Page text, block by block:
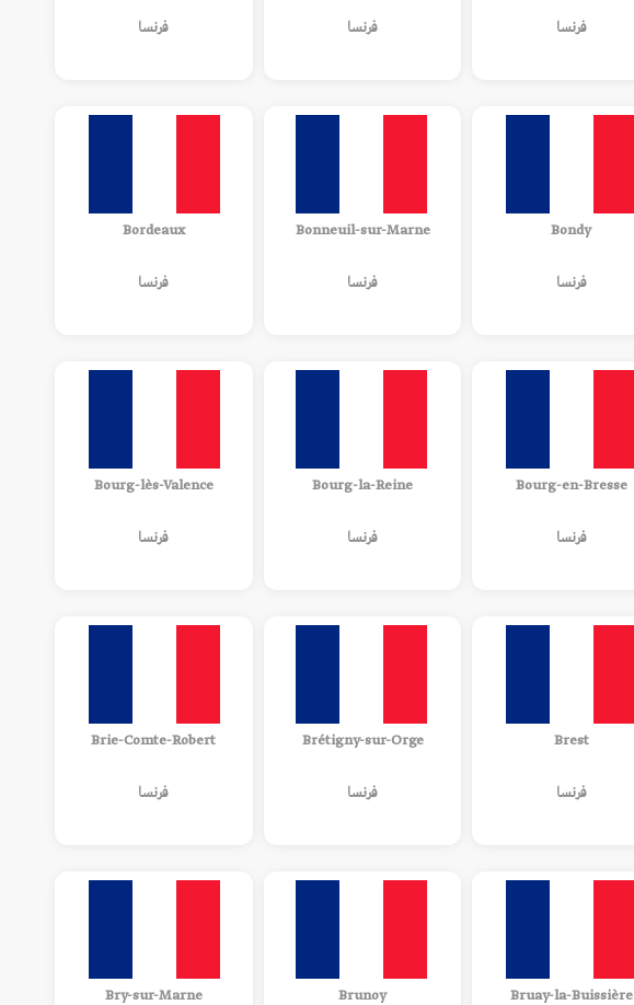
فرنسا فرنسا فرنسا
Bondy
فرنسا
Bonneuil-sur-Marne
فرنسا
Bordeaux
فرنسا
Bourg-en-Bresse
فرنسا
Bourg-la-Reine
فرنسا
Bourg-lès-Valence
فرنسا
Brest
فرنسا
Brétigny-sur-Orge
فرنسا
Brie-Comte-Robert
فرنسا
Bruay-la-Buissière
Brunoy
Bry-sur-Marne